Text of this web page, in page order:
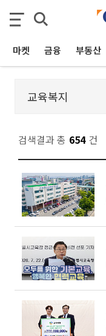
마켓 금융 부동산
검색결과 총 654 건